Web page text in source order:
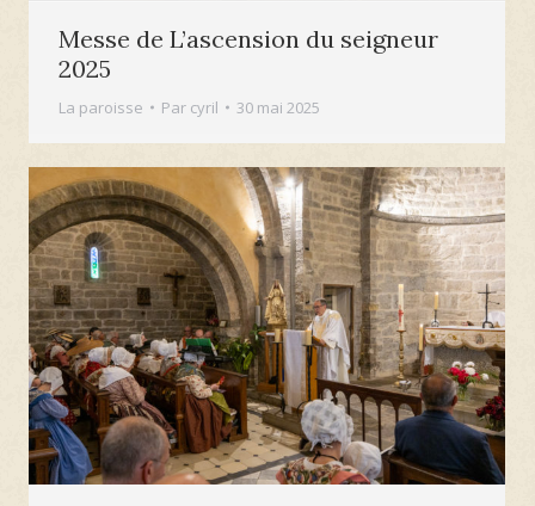
Messe de L’ascension du seigneur
2025
La paroisse Par cyril 30 mai 2025